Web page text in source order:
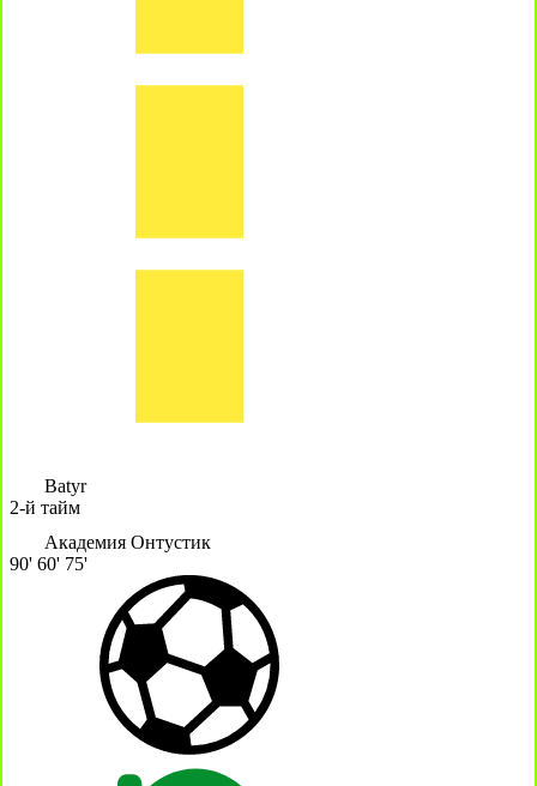
Batyr
2-й тайм
Академия Онтустик
90' 60' 75'